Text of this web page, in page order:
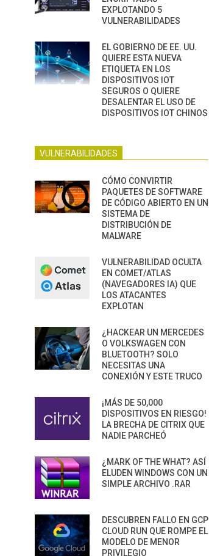
EXPLOTANDO 5
VULNERABILIDADES
EL GOBIERNO DE EE. UU.
QUIERE ESTA NUEVA
ETIQUETA EN LOS
DISPOSITIVOS IOT
SEGUROS O QUIERE
DESALENTAR EL USO DE
DISPOSITIVOS IOT CHINOS
VULNERABILIDADES
CÓMO CONVIRTIR
PAQUETES DE SOFTWARE
DE CÓDIGO ABIERTO EN UN
SISTEMA DE
DISTRIBUCIÓN DE
MALWARE
VULNERABILIDAD OCULTA
EN COMET/ATLAS
(NAVEGADORES IA) QUE
LOS ATACANTES
EXPLOTAN
¿HACKEAR UN MERCEDES
O VOLKSWAGEN CON
BLUETOOTH? SOLO
NECESITAS UNA
CONEXIÓN Y ESTE TRUCO
¡MÁS DE 50,000
DISPOSITIVOS EN RIESGO!
LA BRECHA DE CITRIX QUE
NADIE PARCHEÓ
¿MARK OF THE WHAT? ASÍ
ELUDEN WINDOWS CON UN
SIMPLE ARCHIVO .RAR
DESCUBREN FALLO EN GCP
CLOUD RUN QUE ROMPE EL
MODELO DE MENOR
PRIVILEGIO